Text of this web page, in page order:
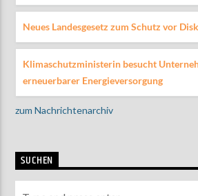
Neues Landesgesetz zum Schutz vor
Klimaschutzministerin besucht
erneuerbarer Energieversorgung
zum Nachrichtenarchiv
SUCHEN